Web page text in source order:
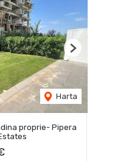
Harta
Next
proprie- Pipera